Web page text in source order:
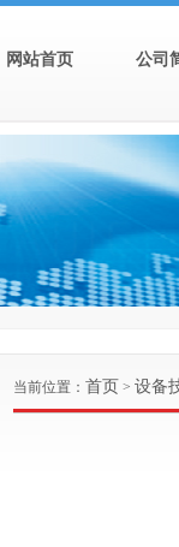
网站首页 公司
当前位置： 首页 > 设备